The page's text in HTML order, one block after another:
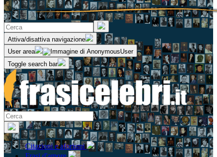
Attiva/disattiva navigazione
User area
Toggle search bar
Citazioni e aforismi